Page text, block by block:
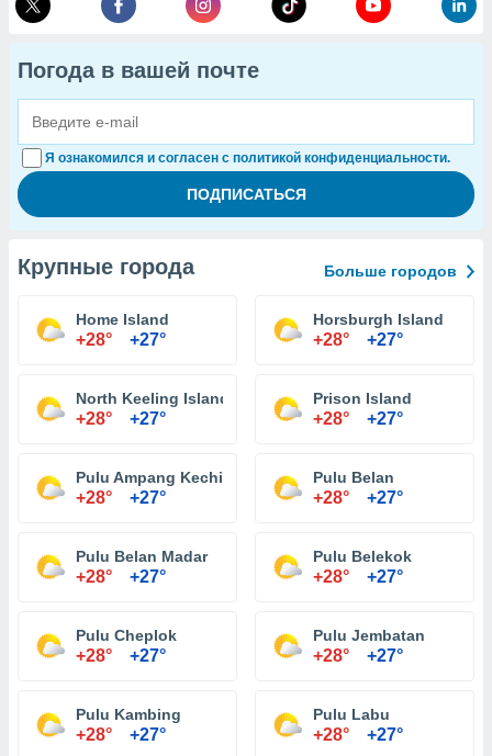
Погода в вашей почте
Я ознакомился и согласен с политикой конфиденциальности.
Крупные города Больше городов
Home Island
+28° +27°
Horsburgh Island
+28° +27°
North Keeling Island
+28° +27°
Prison Island
+28° +27°
Pulu Ampang Kechil
+28° +27°
Pulu Belan
+28° +27°
Pulu Belan Madar
+28° +27°
Pulu Belekok
+28° +27°
Pulu Cheplok
+28° +27°
Pulu Jembatan
+28° +27°
Pulu Kambing
+28° +27°
Pulu Labu
+28° +27°